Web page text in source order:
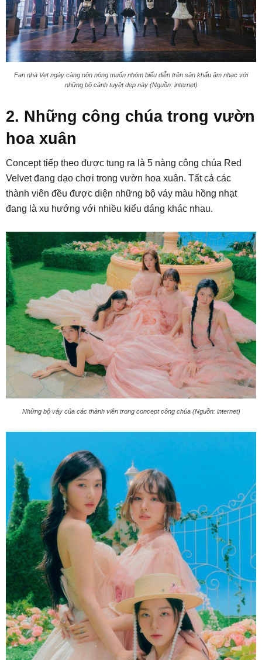
Fan nhà Vẹt ngày càng nôn nóng muốn nhóm biểu diễn trên sân khấu âm nhạc với
những bộ cánh tuyệt dẹp này (Nguồn: internet)
2. Những công chúa trong vườn
hoa xuân
Concept tiếp theo được tung ra là 5 nàng công chúa Red
Velvet đang dạo chơi trong vườn hoa xuân. Tất cả các
thành viên đều được diện những bộ váy màu hồng nhạt
đang là xu hướng với nhiều kiểu dáng khác nhau.
Những bộ váy của các thành viên trong concept công chúa (Nguồn: internet)